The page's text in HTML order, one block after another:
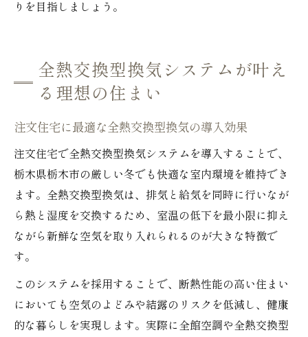
りを目指しましょう。
全熱交換型換気システムが叶え
る理想の住まい
注文住宅に最適な全熱交換型換気の導入効果
注文住宅で全熱交換型換気システムを導入することで、
栃木県栃木市の厳しい冬でも快適な室内環境を維持でき
ます。全熱交換型換気は、排気と給気を同時に行いなが
ら熱と湿度を交換するため、室温の低下を最小限に抑え
ながら新鮮な空気を取り入れられるのが大きな特徴で
す。
このシステムを採用することで、断熱性能の高い住まい
においても空気のよどみや結露のリスクを低減し、健康
的な暮らしを実現します。実際に全館空調や全熱交換型